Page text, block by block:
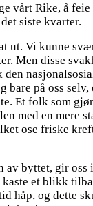
vårt Rike, å
siste kvarter.
ut. Vi kunne
Men disse
den
på oss
Et folk som
med en
ose friske
byttet, gir
et blikk
håp, og dette